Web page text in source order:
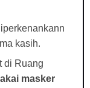
kasih.
di Ruang
masker